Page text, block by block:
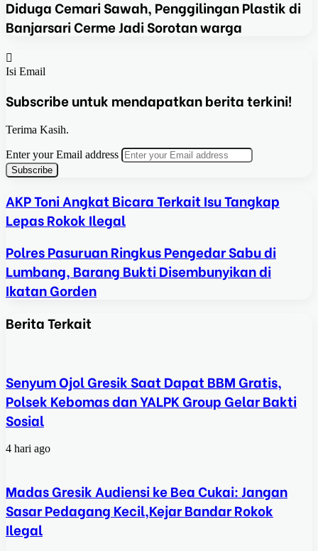
Diduga Cemari Sawah, Penggilingan Plastik di
Banjarsari Cerme Jadi Sorotan warga
Isi Email
Subscribe untuk mendapatkan berita terkini!
Terima Kasih.
Enter your Email address
AKP Toni Angkat Bicara Terkait Isu Tangkap
Lepas Rokok Ilegal
Polres Pasuruan Ringkus Pengedar Sabu di
Lumbang, Barang Bukti Disembunyikan di
Ikatan Gorden
Berita Terkait
Senyum Ojol Gresik Saat Dapat BBM Gratis,
Polsek Kebomas dan YALPK Group Gelar Bakti
Sosial
4 hari ago
Madas Gresik Audiensi ke Bea Cukai: Jangan
Sasar Pedagang Kecil,Kejar Bandar Rokok
Ilegal